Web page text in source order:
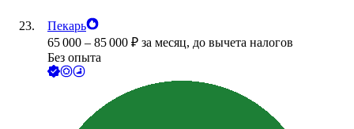
Пекарь
65 000 – 85 000 ₽ за месяц, до вычета налогов
Без опыта